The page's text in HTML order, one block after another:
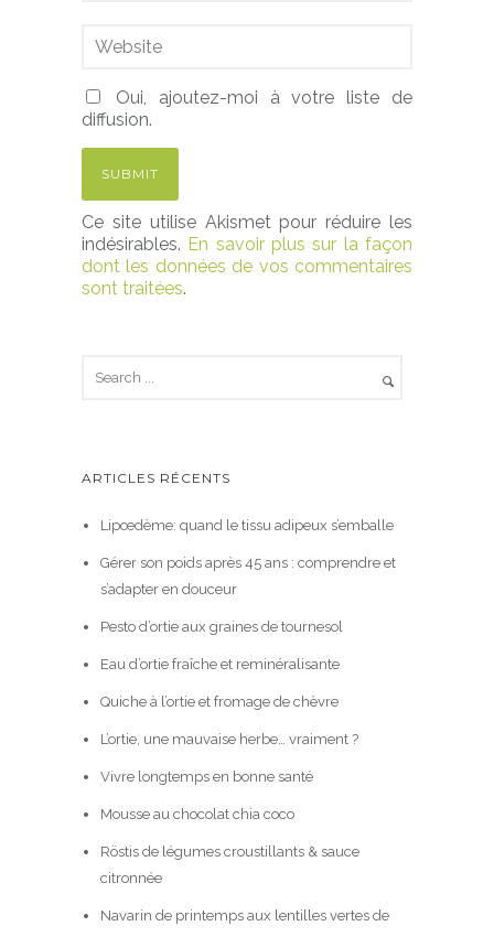
Oui, ajoutez-moi à votre liste de
diffusion.
Ce site utilise Akismet pour réduire les
indésirables. En savoir plus sur la façon
dont les données de vos commentaires
sont traitées.
ARTICLES RÉCENTS
Lipœdème: quand le tissu adipeux s’emballe
Gérer son poids après 45 ans : comprendre et
s’adapter en douceur
Pesto d’ortie aux graines de tournesol
Eau d’ortie fraîche et reminéralisante
Quiche à l’ortie et fromage de chèvre
L’ortie, une mauvaise herbe… vraiment ?
Vivre longtemps en bonne santé
Mousse au chocolat chia coco
Röstis de légumes croustillants & sauce
citronnée
Navarin de printemps aux lentilles vertes de